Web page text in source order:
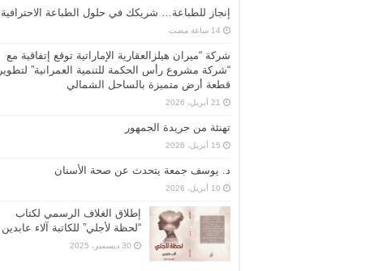
إنجاز للطباعة… شريكك في حلول الطباعة الاحترافية
شركة “ميران هيلزالعقارية الإماراتية توقع إتفاقية مع
“شركة مشروع رأس الحكمة للتنمية العمرانية” لتطوير
قطعة أرض متميزة بالساحل الشمالي
21 أبريل، 2026
تهنئة من جريدة الجمهور
15 أبريل، 2026
د. يوسف جمعة يتحدث عن صحة الأسنان
10 أبريل، 2026
إطلاق الغلاف الرسمي لكتاب
“لحظة لأجلي” للكاتبة آلاء عابدين
30 ديسمبر، 2025